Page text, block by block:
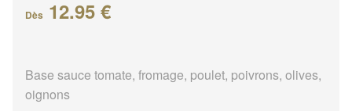
Dès 12.95 €
Base sauce tomate, fromage, poulet, poivrons, olives,
oignons